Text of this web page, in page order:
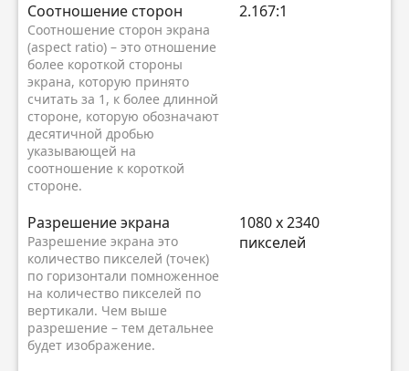
Соотношение сторон
Соотношение сторон экрана
(aspect ratio) – это отношение
более короткой стороны
экрана, которую принято
считать за 1, к более длинной
стороне, которую обозначают
десятичной дробью
указывающей на
соотношение к короткой
стороне.
2.167:1
Разрешение экрана
Разрешение экрана это
количество пикселей (точек)
по горизонтали помноженное
на количество пикселей по
вертикали. Чем выше
разрешение – тем детальнее
будет изображение.
1080 x 2340
пикселей